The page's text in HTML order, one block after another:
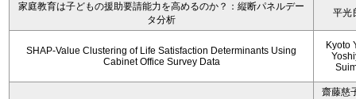
家庭教育は子どもの援助要請能力を高めるのか？：縦断パネルデー
タ分析
平光
SHAP-Value Clustering of Life Satisfaction Determinants Using
Cabinet Office Survey Data
Kyoto
齋藤慈